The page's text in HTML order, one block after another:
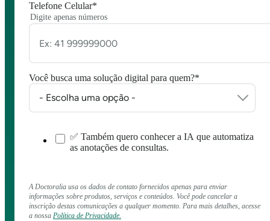
Telefone Celular*
Digite apenas números
Você busca uma solução digital para quem?*
✅ Também quero conhecer a IA que automatiza
as anotações de consultas.
A Doctoralia usa os dados de contato fornecidos apenas para enviar
informações sobre produtos, serviços e conteúdos. Você pode cancelar a
inscrição destas comunicações a qualquer momento. Para mais detalhes, acesse
a nossa Política de Privacidade.